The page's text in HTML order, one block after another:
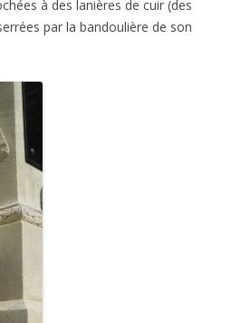
à des lanières de cuir (des
par la bandoulière de son